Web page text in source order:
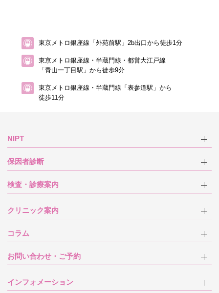
東京メトロ銀座線「外苑前駅」2b出口から徒歩1分
東京メトロ銀座線・半蔵門線・都営大江戸線
「青山一丁目駅」から徒歩9分
東京メトロ銀座線・半蔵門線「表参道駅」から
徒歩11分
NIPT
保因者診断
検査・診療案内
クリニック案内
コラム
お問い合わせ・ご予約
インフォメーション